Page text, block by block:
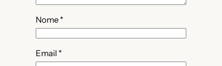
Nome *
Email *